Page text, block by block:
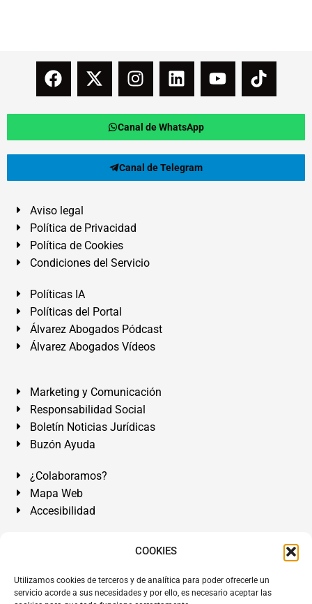
COOKIES
Utilizamos cookies de terceros y de analítica para poder ofrecerle un
servicio acorde a sus necesidades y por ello, es necesario aceptar las
Canal de WhatsApp
Canal de Telegram
Aviso legal
Política de Privacidad
Política de Cookies
Condiciones del Servicio
Políticas IA
Políticas del Portal
Álvarez Abogados Pódcast
Álvarez Abogados Vídeos
Marketing y Comunicación
Responsabilidad Social
Boletín Noticias Jurídicas
Buzón Ayuda
¿Colaboramos?
Mapa Web
Accesibilidad
Álvarez Abogados Tenerife:Calle Teobaldo Power Nº 7,
de Tenerife. Islas Canarias.